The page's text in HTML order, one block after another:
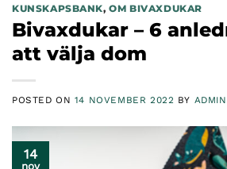
KUNSKAPSBANK,OM BIVAXDUKAR
Bivaxdukar – 6
att välja dom
POSTED ON 14 NOVEMBER 2022 BY ADMIN
14
nov